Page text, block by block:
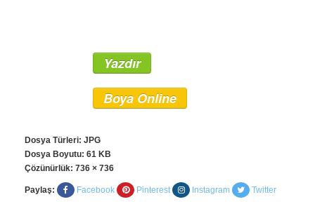
Yazdır
Boya Online
Dosya Türleri: JPG
Dosya Boyutu: 61 KB
Çözünürlük: 736 × 736
Paylaş: Facebook Pinterest Instagram Twitter